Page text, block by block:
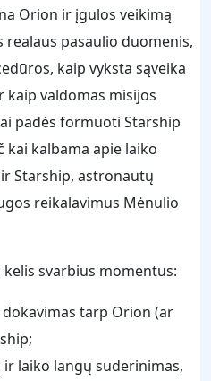
Orion ir įgulos veikimą
pasaulio duomenis,
kaip vyksta sąveika
valdomas misijos
padės formuoti Starship
kai kalbama apie laiko
Starship, astronautų
reikalavimus Mėnulio
svarbius momentus:
tarp Orion (ar
laiko langų suderinimas,